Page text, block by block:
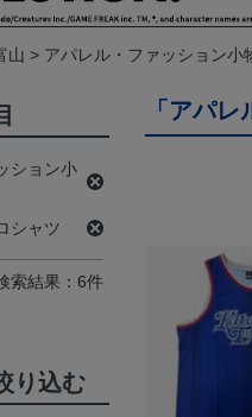
山 アパレル・ファッション小
「アパ
ション小
シャツ
索結果：6件
り込む